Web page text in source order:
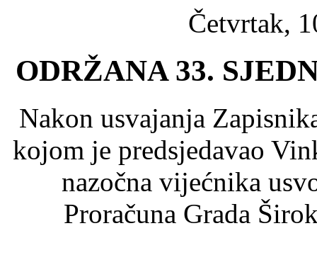
Četvrtak,
ODRŽANA 33.
Nakon usvajanja
kojom je predsjedavao
nazočna vijećnika
Proračuna Grada